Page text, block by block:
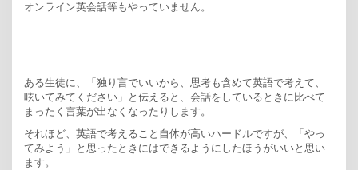
オンライン英会話等もやっていません。
ある生徒に、「独り言でいいから、思考も含めて英語で考えて、
呟いてみてください」と伝えると、会話をしているときに比べて
まったく言葉が出なくなったりします。
それほど、英語で考えること自体が高いハードルですが、「やっ
てみよう」と思ったときにはできるようにしたほうがいいと思い
ます。